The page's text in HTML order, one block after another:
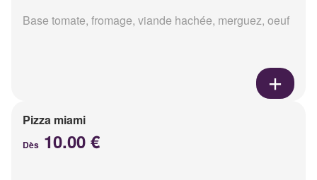
Base tomate, fromage, viande hachée, merguez, oeuf
Pizza miami
Dès 10.00 €